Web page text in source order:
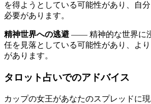
を得ようとしている可能性があり、自
必要があります。
精神世界への逃避 ―― 精神的な世界に
任を見落としている可能性があり、よ
があります。
タロット占いでのアドバイス
カップの女王があなたのスプレッドに